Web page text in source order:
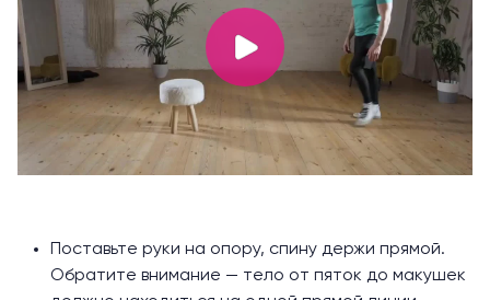
Поставьте руки на опору, спину держи прямой.
Обратите внимание — тело от пяток до макушек